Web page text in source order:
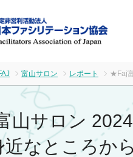
富山サロン レポート ★Faj
山サロン
近なところか